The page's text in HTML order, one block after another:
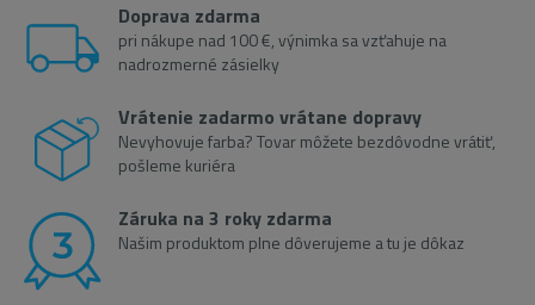
Doprava zdarma
pri nákupe nad 100 €, výnimka sa vzťahuje na
nadrozmerné zásielky
Vrátenie zadarmo vrátane dopravy
Nevyhovuje farba? Tovar môžete bezdôvodne vrátiť,
pošleme kuriéra
Záruka na 3 roky zdarma
Našim produktom plne dôverujeme a tu je dôkaz